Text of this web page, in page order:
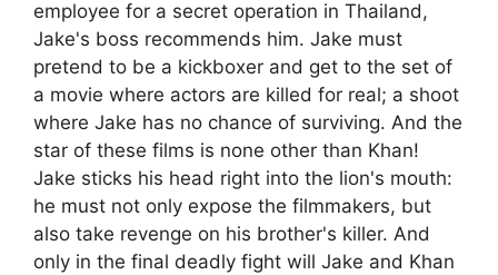
employee for a secret operation in Thailand,
Jake's boss recommends him. Jake must
pretend to be a kickboxer and get to the set of
a movie where actors are killed for real; a shoot
where Jake has no chance of surviving. And the
star of these films is none other than Khan!
Jake sticks his head right into the lion's mouth:
he must not only expose the filmmakers, but
also take revenge on his brother's killer. And
only in the final deadly fight will Jake and Khan